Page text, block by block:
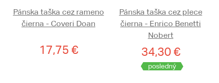
Pánska taška cez rameno
čierna - Coveri Doan
17,75 €
Pánska taška cez plece
čierna - Enrico Benetti
Nobert
34,30 €
posledný